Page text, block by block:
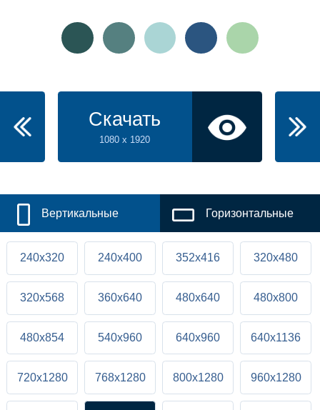
Скачать
1080 x 1920
Вертикальные Горизонтальные
240x320 240x400 352x416 320x480
320x568 360x640 480x640 480x800
480x854 540x960 640x960 640x1136
720x1280 768x1280 800x1280 960x1280